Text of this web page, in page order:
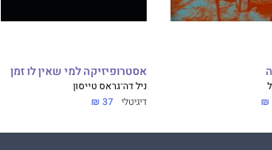
אסטרופיזיקה למי שאין לו זמן
ניל דה־גראס טייסון
דיגיטלי 37 ₪